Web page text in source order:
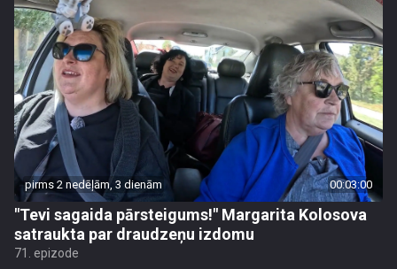
pirms 2 nedēļām, 3 dienām 00:03:00
"Tevi sagaida pārsteigums!" Margarita Kolosova
satraukta par draudzeņu izdomu
71. epizode